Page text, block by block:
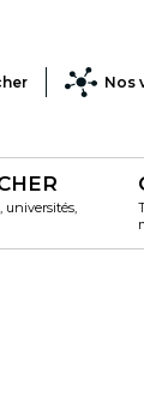
Nos
universités,